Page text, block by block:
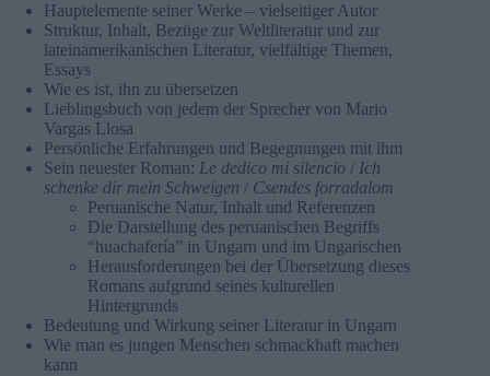
Hauptelemente seiner Werke – vielseitiger Autor
Struktur, Inhalt, Bezüge zur Weltliteratur und zur
lateinamerikanischen Literatur, vielfältige Themen,
Essays
Wie es ist, ihn zu übersetzen
Lieblingsbuch von jedem der Sprecher von Mario
Vargas Llosa
Persönliche Erfahrungen und Begegnungen mit ihm
Sein neuester Roman: Le dedico mi silencio / Ich
schenke dir mein Schweigen / Csendes forradalom
Peruanische Natur, Inhalt und Referenzen
Die Darstellung des peruanischen Begriffs
“huachafería” in Ungarn und im Ungarischen
Herausforderungen bei der Übersetzung dieses
Romans aufgrund seines kulturellen
Hintergrunds
Bedeutung und Wirkung seiner Literatur in Ungarn
Wie man es jungen Menschen schmackhaft machen
kann